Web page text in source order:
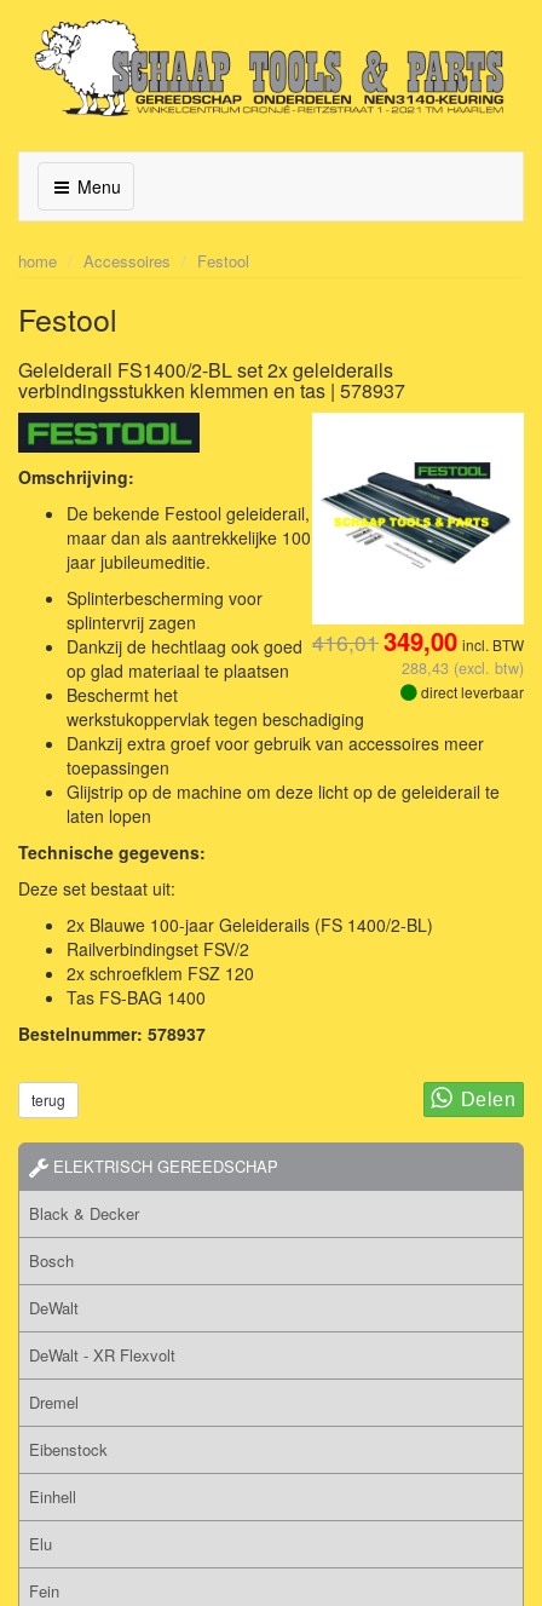
Menu
home Accessoires Festool
Festool
Geleiderail FS1400/2-BL set 2x geleiderails
verbindingsstukken klemmen en tas | 578937
416,01349,00 incl. BTW
288,43 (excl. btw)
direct leverbaar
Omschrijving:
De bekende Festool geleiderail,
maar dan als aantrekkelijke 100
jaar jubileumeditie.
Splinterbescherming voor
splintervrij zagen
Dankzij de hechtlaag ook goed
op glad materiaal te plaatsen
Beschermt het
werkstukoppervlak tegen beschadiging
Dankzij extra groef voor gebruik van accessoires meer
toepassingen
Glijstrip op de machine om deze licht op de geleiderail te
laten lopen
Technische gegevens:
Deze set bestaat uit:
2x Blauwe 100-jaar Geleiderails (FS 1400/2-BL)
Railverbindingset FSV/2
2x schroefklem FSZ 120
Tas FS-BAG 1400
Bestelnummer: 578937
terug
ELEKTRISCH GEREEDSCHAP
Black & Decker
Bosch
DeWalt
DeWalt - XR Flexvolt
Dremel
Eibenstock
Einhell
Elu
Fein